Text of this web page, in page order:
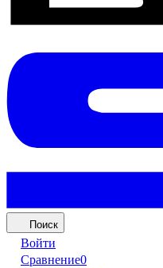
Поиск
Войти
Сравнение0